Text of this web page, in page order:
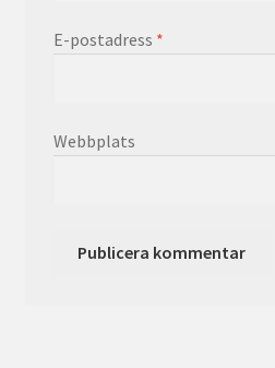
E-postadress *
Webbplats